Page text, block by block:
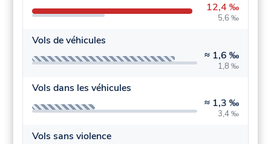
12,4 ‰
5,6 ‰
Vols de véhicules
≈ 1,6 ‰
1,8 ‰
Vols dans les véhicules
≈ 1,3 ‰
3,4 ‰
Vols sans violence